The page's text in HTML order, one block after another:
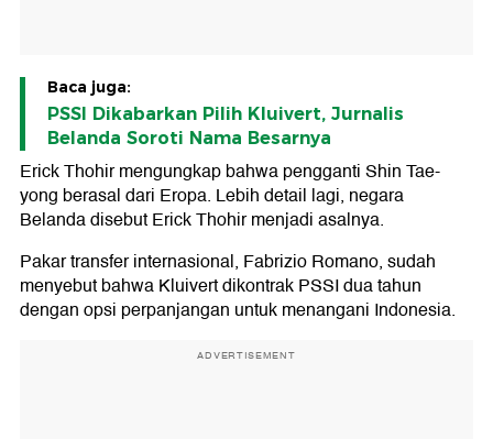
Baca juga:
PSSI Dikabarkan Pilih Kluivert, Jurnalis
Belanda Soroti Nama Besarnya
Erick Thohir mengungkap bahwa pengganti Shin Tae-
yong berasal dari Eropa. Lebih detail lagi, negara
Belanda disebut Erick Thohir menjadi asalnya.
Pakar transfer internasional, Fabrizio Romano, sudah
menyebut bahwa Kluivert dikontrak PSSI dua tahun
dengan opsi perpanjangan untuk menangani Indonesia.
ADVERTISEMENT